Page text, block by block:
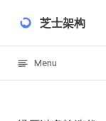
Skip to content
芝士架构
Menu